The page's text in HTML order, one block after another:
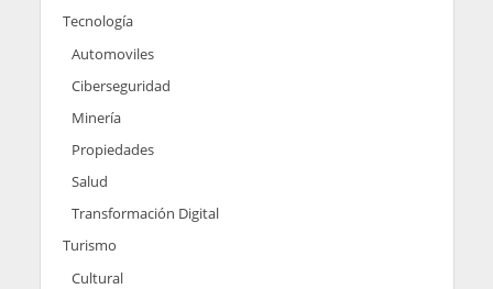
Tecnología
Automoviles
Ciberseguridad
Minería
Propiedades
Salud
Transformación Digital
Turismo
Cultural